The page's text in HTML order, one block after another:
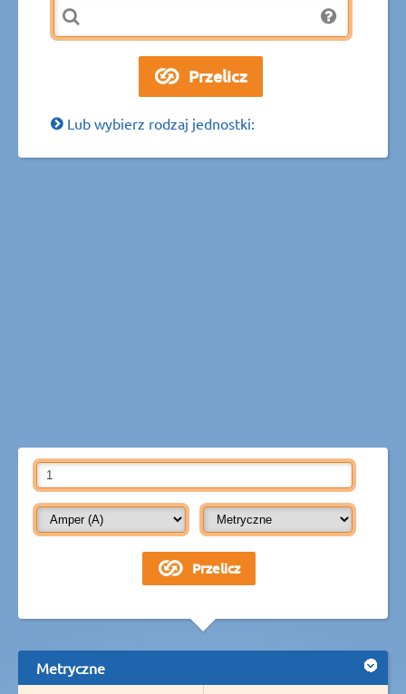
Lub wybierz rodzaj jednostki:
Metryczne